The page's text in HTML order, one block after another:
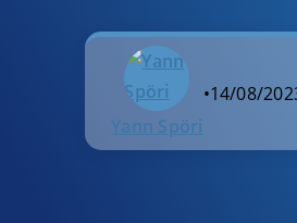
Yann Spöri
•14/08/